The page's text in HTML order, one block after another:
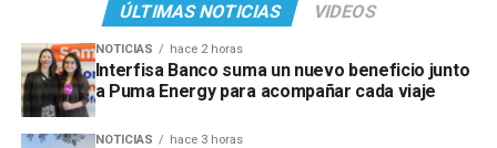
ÚLTIMAS NOTICIAS VIDEOS
NOTICIAS hace 2 horas
Interfisa Banco suma un nuevo beneficio junto
a Puma Energy para acompañar cada viaje
NOTICIAS hace 3 horas